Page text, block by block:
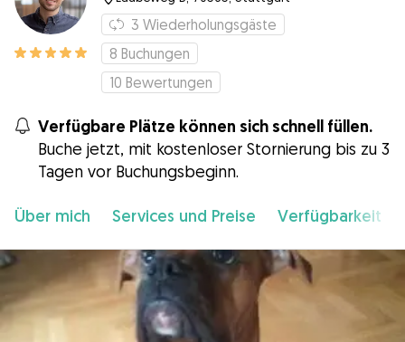
3 Wiederholungsgäste
8 Buchungen
10 Bewertungen
Verfügbare Plätze können sich schnell füllen.
Buche jetzt, mit kostenloser Stornierung bis zu 3
Tagen vor Buchungsbeginn.
Über mich Services und Preise Verfügbarkeit